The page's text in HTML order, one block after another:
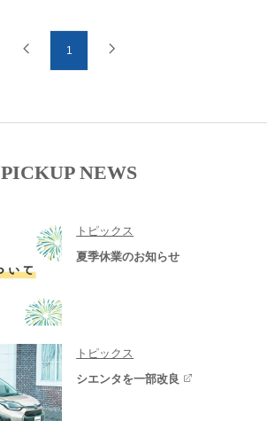
1
PICKUP NEWS
トピックス
夏季休業のお知らせ
トピックス
シエンタを一部改良